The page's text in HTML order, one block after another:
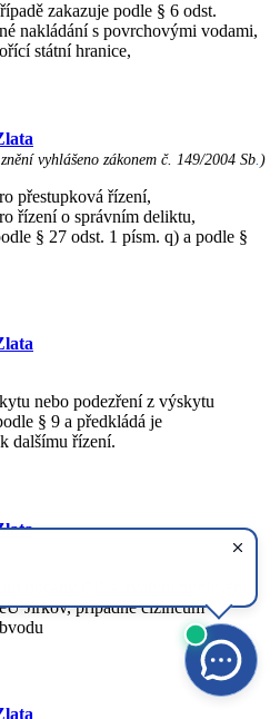
zakazuje podle § 6 odst.
nakládání s povrchovými vodami,
státní hranice,
vyhlášeno zákonem č. 149/2004 Sb )
přestupková řízení,
řízení o správním deliktu,
§ 27 odst. 1 písm. q) a podle §
nebo podezření z výskytu
§ 9 a předkládá je
dalšímu řízení.
Jirkov, případně cizincům